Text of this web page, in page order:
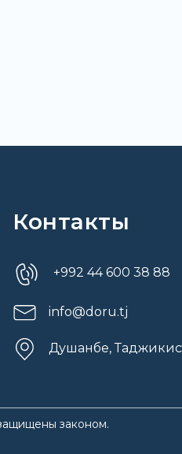
Контакты
+992 44 600 38 88
info@doru.tj
Душанбе,
законом.